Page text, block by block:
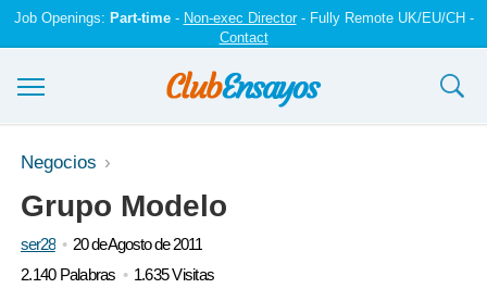
Job Openings: Part-time- Non-exec Director- Fully Remote UK/EU/CH -
Contact
Ensayos y trabajos
Registrarse
Iniciar sesión
Negocios
Grupo Modelo
ser28
20 de Agosto de 2011
2.140 Palabras
1.635 Visitas